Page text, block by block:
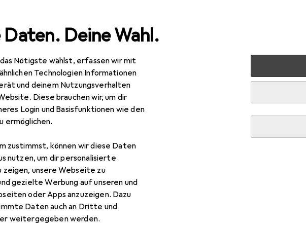
Daten. Deine Wahl.
das Nötigste wählst, erfassen wir mit
Technologien Informationen
und deinem Nutzungsverhalten
Diese brauchen wir, um dir
Login und Basisfunktionen wie den
ermöglichen.
zustimmst, können wir diese Daten
nutzen, um dir personalisierte
zeigen, unsere Webseite zu
gezielte Werbung auf unseren und
oder Apps anzuzeigen. Dazu
Daten auch an Dritte und
weitergegeben werden.
Baumarkt + Garten Elektrobedarf